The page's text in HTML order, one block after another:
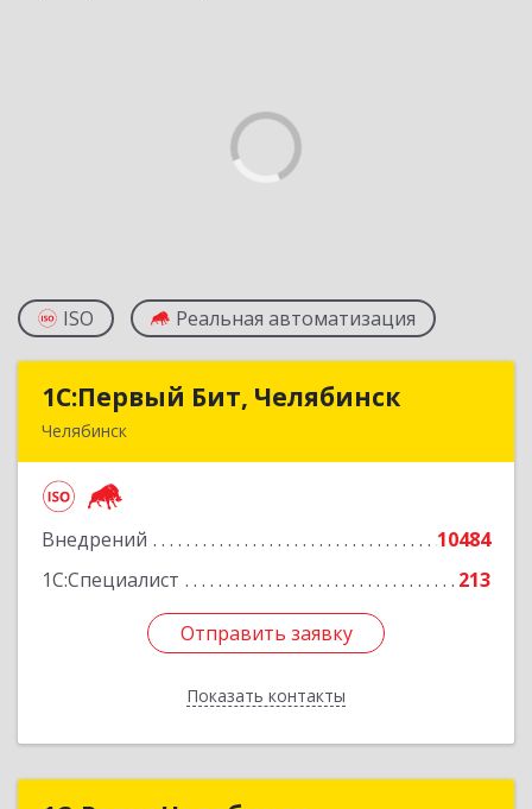
ISO Реальная автоматизация
1С:Первый Бит, Челябинск
Челябинск
Внедрений
10484
1С:Специалист
213
Отправить заявку
Показать контакты
1С:Первый Бит, Челябинск
Подробнее
Отправить заявку
Назад